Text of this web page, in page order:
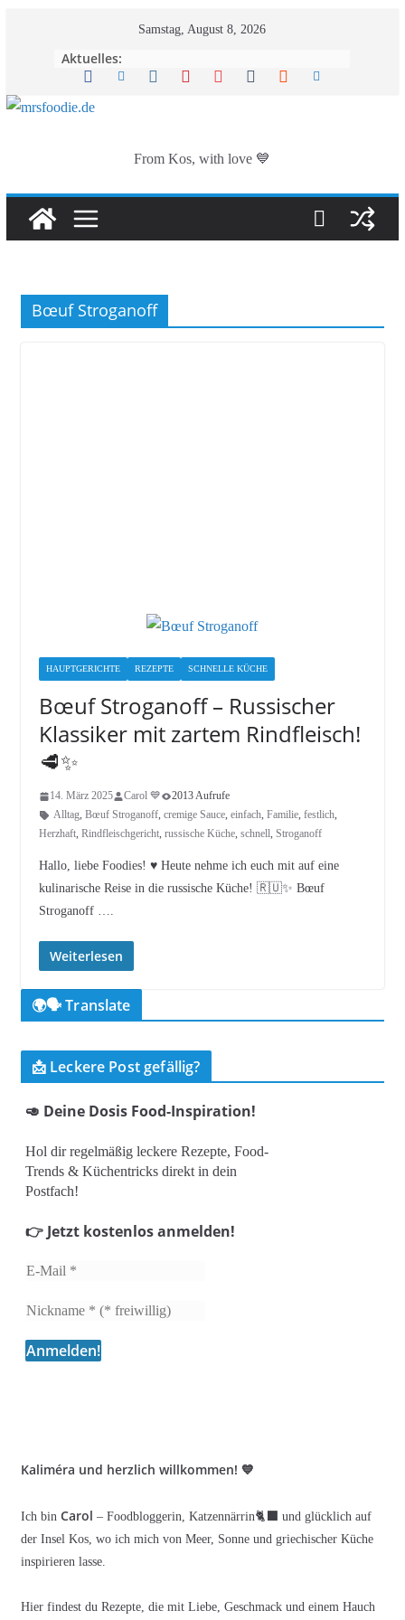
Samstag, August 8, 2026
Aktuelles:
From Kos, with love 💙
Bœuf Stroganoff
HAUPTGERICHTE REZEPTE SCHNELLE KÜCHE
Bœuf Stroganoff – Russischer
Klassiker mit zartem Rindfleisch!
🥩✨
14. März 2025 Carol 💙
2013 Aufrufe
Alltag, Bœuf Stroganoff, cremige Sauce, einfach, Familie, festlich,
Herzhaft, Rindfleischgericht, russische Küche, schnell, Stroganoff
Hallo, liebe Foodies! ♥︎ Heute nehme ich euch mit auf eine
kulinarische Reise in die russische Küche! 🇷🇺✨ Bœuf
Stroganoff ….
Weiterlesen
🌍🗣️ Translate
📩 Leckere Post gefällig?
🥑 Deine Dosis Food-Inspiration!
Hol dir regelmäßig leckere Rezepte, Food-
Trends & Küchentricks direkt in dein
Postfach!
👉 Jetzt kostenlos anmelden!
Kaliméra und herzlich willkommen! 💙
Ich bin Carol – Foodbloggerin, Katzennärrin🐈‍⬛ und glücklich auf
der Insel Kos, wo ich mich von Meer, Sonne und griechischer Küche
inspirieren lasse.
Hier findest du Rezepte, die mit Liebe, Geschmack und einem Hauch